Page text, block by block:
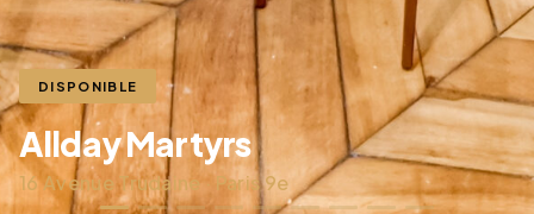
DISPONIBLE
Allday Martyrs
16 Avenue Trudaine · Paris 9e